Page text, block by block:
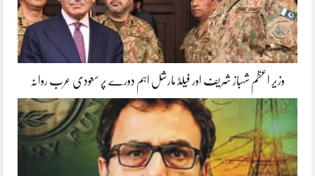
وزیر اعظم شہباز شریف اور فیلڈ مارشل اہم دورے پر سعودی عرب روانہ